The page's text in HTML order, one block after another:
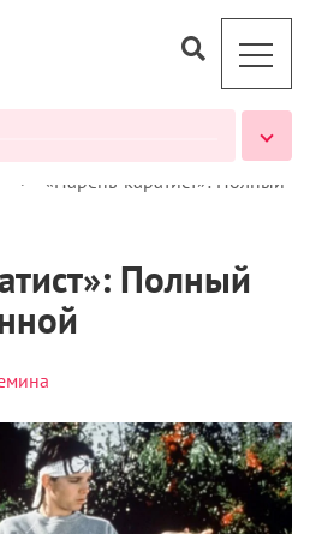
«Парень-каратист»: Полный
Полный